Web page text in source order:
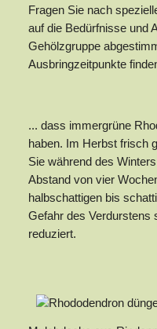
Fragen Sie nach
auf die Bedürfnisse und
Gehölzgruppe
Ausbringzeitpunkte
... dass immergrüne
haben. Im Herbst frisch
Sie während des
Abstand von vier
halbschattigen bis
Gefahr des Verdurstens
reduziert.